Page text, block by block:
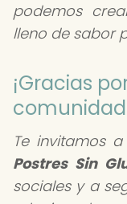
podemos
lleno de sabor
¡Gracias
Te invitamos
Postres Sin
sociales y a